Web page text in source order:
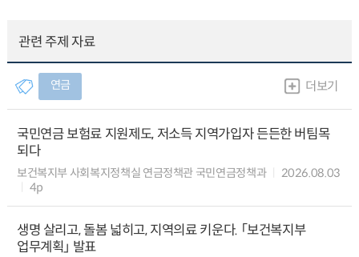
관련 주제 자료
연금 더보기
국민연금 보험료 지원제도, 저소득 지역가입자 든든한 버팀목
되다
보건복지부 사회복지정책실 연금정책관 국민연금정책과
2026.08.03
4p
생명 살리고, 돌봄 넓히고, 지역의료 키운다. 「보건복지부
업무계획」 발표